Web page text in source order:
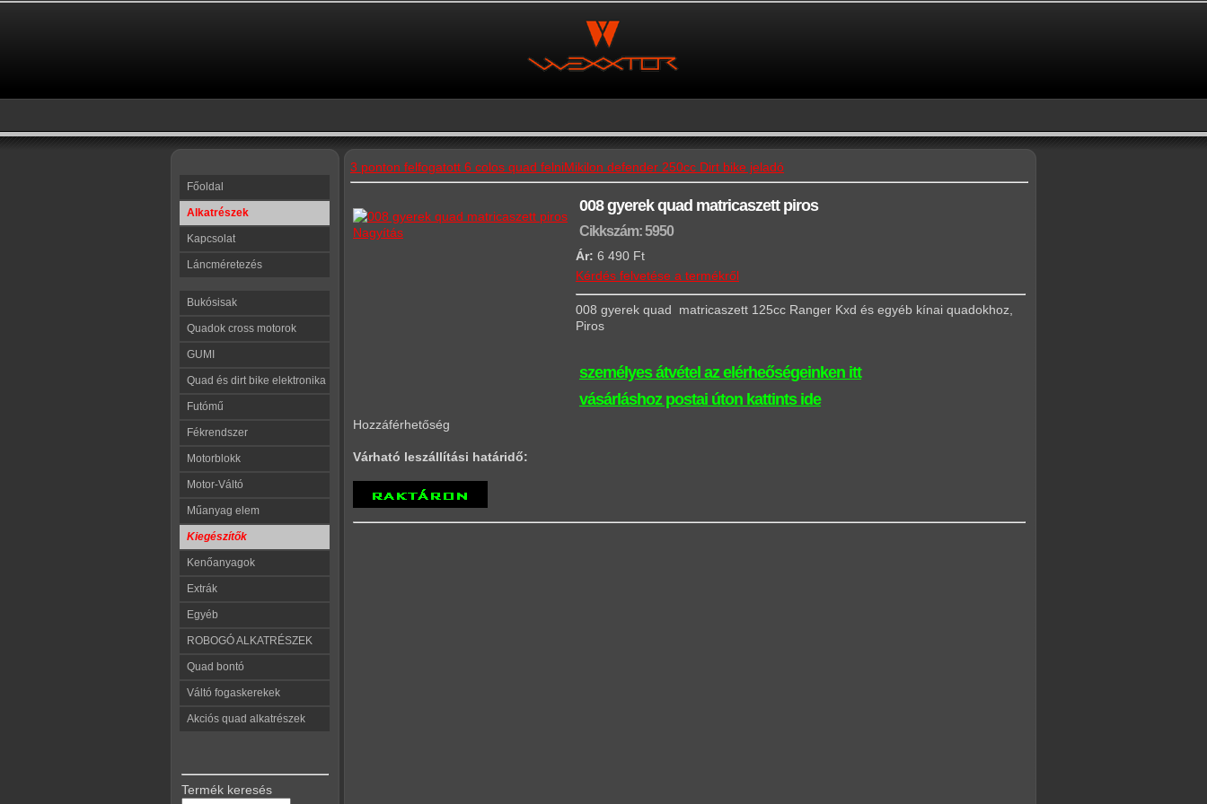
Főoldal
Alkatrészek
Kapcsolat
Láncméretezés
Bukósisak
Quadok cross motorok
GUMI
Quad és dirt bike elektronika
Futómű
Fékrendszer
Motorblokk
Motor-Váltó
Műanyag elem
Kiegészítők
Kenőanyagok
Extrák
Egyéb
ROBOGÓ ALKATRÉSZEK
Quad bontó
Váltó fogaskerekek
Akciós quad alkatrészek
Termék keresés
3 ponton felfogatott 6 colos quad felniMikilon defender 250cc Dirt bike jeladó
Nagyítás
008 gyerek quad matricaszett piros
Cikkszám: 5950
Ár: 6 490 Ft
Kérdés felvetése a termékről
008 gyerek quad matricaszett 125cc Ranger Kxd és egyéb kínai quadokhoz,
Piros
személyes átvétel az elérheőségeinken itt
vásárláshoz postai úton kattints ide
Hozzáférhetőség
Várható leszállítási határidő: